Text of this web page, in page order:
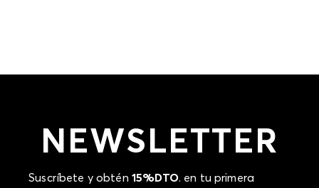
NEWSLETTER
Suscríbete y obtén 15%DTO. en tu primera